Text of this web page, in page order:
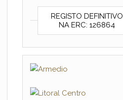
REGISTO DEFINITIVO
NA ERC: 126864